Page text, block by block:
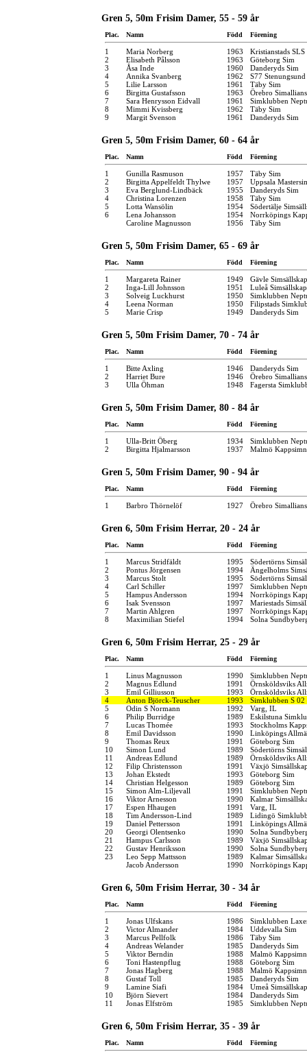
Gren 5, 50m Frisim Damer, 55 - 59 år
Plac. Namn Född Förening
1 Maria Norberg 1963
Kristianstads SLS
2
Elisabeth Pålsson 1963
Göteborg Sim
3
Åsa Inde 1960
Danderyds Sim
4
Annika Svanberg 1962
S77 Stenungsund
5
Lilie Larsson 1961
Täby Sim
6
Birgitta Gustafsson 1963
Örebro Simallians
7
Sara Henrysson Eidvall 1961
Simklubben
8
Mimmi Kvissberg 1962
Täby Sim
9
Margit Svenson 1961 Danderyds Sim
Gren 5, 50m Frisim Damer, 60 - 64 år
Plac. Namn Född Förening
1 Gunilla Rasmuson 1957
Täby Sim
2
Birgitta Appelfeldt Thylwe 1957
Uppsala
3
Eva Berglund-Lindbäck 1955
Danderyds Sim
4
Christina Lorenzen 1958
Täby Sim
5
Lotta Wansölin 1954
Södertälje
6
Lena Johansson 1954
Norrköpings
Caroline Magnusson
1956 Täby Sim
Gren 5, 50m Frisim Damer, 65 - 69 år
Plac. Namn Född Förening
1 Margareta Rainer 1949
Gävle Simsällskap
2
Inga-Lill Johnsson 1951
Luleå Simsällskap
3
Solveig Luckhurst 1950
Simklubben
4
Leena Norman 1950
Filipstads
5
Marie Crisp 1949 Danderyds Sim
Gren 5, 50m Frisim Damer, 70 - 74 år
Plac. Namn Född Förening
1 Bitte Axling 1946
Danderyds Sim
2
Harriet Bure 1946
Örebro Simallians
3
Ulla Öhman 1948 Fagersta
Gren 5, 50m Frisim Damer, 80 - 84 år
Plac. Namn Född Förening
1 Ulla-Britt Öberg 1934
Simklubben
2
Birgitta Hjalmarsson 1937 Malmö
Gren 5, 50m Frisim Damer, 90 - 94 år
Plac. Namn Född Förening
1 Barbro Thörnelöf 1927 Örebro Simallians
Gren 6, 50m Frisim Herrar, 20 - 24 år
Plac. Namn Född Förening
1 Marcus Stridfäldt 1995
Södertörns
2
Pontus Jörgensen 1994
Ängelholms
3
Marcus Stolt 1995
Södertörns
4
Carl Schiller 1997
Simklubben
5
Hampus Andersson 1994
Norrköpings
6
Isak Svensson 1997
Mariestads
7
Martin Ahlgren 1997
Norrköpings
8
Maximilian Stiefel 1994 Solna
Gren 6, 50m Frisim Herrar, 25 - 29 år
Plac. Namn Född Förening
1 Linus Magnusson 1990
Simklubben
2
Magnus Edlund 1991
Örnsköldsviks
3
Emil Gilliusson 1993
Örnsköldsviks
4
Anton Björck-Teuscher 1993
Simklubben S 02
5
Odin S Normann 1992
Varg, IL
6
Philip Burridge 1989
Eskilstuna
7
Lucas Thomée 1993
Stockholms
8
Emil Davidsson 1990
Linköpings
9
Thomas Reux 1991
Göteborg Sim
10
Simon Lund 1989
Södertörns
11
Andreas Edlund 1989
Örnsköldsviks
12
Filip Christensson 1991
Växjö
13
Johan Ekstedt 1993
Göteborg Sim
14
Christian Helgesson 1989
Göteborg Sim
15
Simon Alm-Liljevall 1991
Simklubben
16
Viktor Arnesson 1990
Kalmar
17
Espen Hhaugen 1991
Varg, IL
18
Tim Andersson-Lind 1989
Lidingö
19
Daniel Pettersson 1991
Linköpings
20
Georgi Olentsenko 1990
Solna
21
Hampus Carlsson 1989
Växjö
22
Gustav Henriksson 1990
Solna
23
Leo Sepp Mattsson 1989
Kalmar
Jacob Andersson
1990 Norrköpings
Gren 6, 50m Frisim Herrar, 30 - 34 år
Plac. Namn Född Förening
1 Jonas Ulfskans 1986
Simklubben
2
Victor Almander 1984
Uddevalla Sim
3
Marcus Pellfolk 1986
Täby Sim
4
Andreas Welander 1985
Danderyds Sim
5
Viktor Berndin 1988
Malmö
6
Toni Hastenpflug 1988
Göteborg Sim
7
Jonas Hagberg 1988
Malmö
8
Gustaf Toll 1985
Danderyds Sim
9
Lamine Siafi 1984
Umeå Simsällskap
10
Björn Sievert 1984
Danderyds Sim
11
Jonas Elfström 1985 Simklubben
Gren 6, 50m Frisim Herrar, 35 - 39 år
Plac. Namn Född Förening